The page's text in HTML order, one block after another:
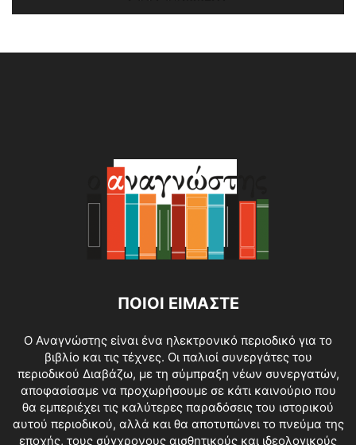
ΠΟΙΟΙ ΕΙΜΑΣΤΕ
O Αναγνώστης είναι ένα ηλεκτρονικό περιοδικό για το
βιβλίο και τις τέχνες. Οι παλιοί συνεργάτες του
περιοδικού Διαβάζω, με τη σύμπραξη νέων συνεργατών,
αποφασίσαμε να προχωρήσουμε σε κάτι καινούριο που
θα εμπεριέχει τις καλύτερες παραδόσεις του ιστορικού
αυτού περιοδικού, αλλά και θα αποτυπώνει το πνεύμα της
εποχής, τους σύγχρονους αισθητικούς και ιδεολογικούς